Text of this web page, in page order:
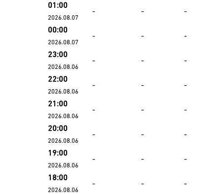
01:00
2026.08.07
- - -
00:00
2026.08.07
- - -
23:00
2026.08.06
- - -
22:00
2026.08.06
- - -
21:00
2026.08.06
- - -
20:00
2026.08.06
- - -
19:00
2026.08.06
- - -
18:00
2026.08.06
- - -